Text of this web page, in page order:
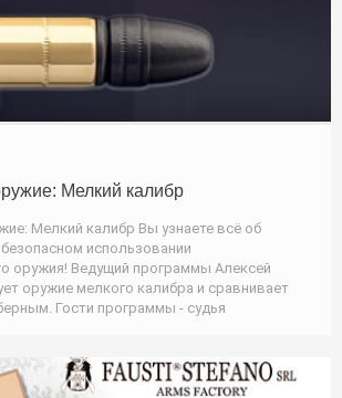
Мелкий калибр
Мелкий калибр Вы узнаете всё об
использовании
оружия! Ведущий программы Алексей
оружие мелкого калибра и сравнивает
Гости программы - судья